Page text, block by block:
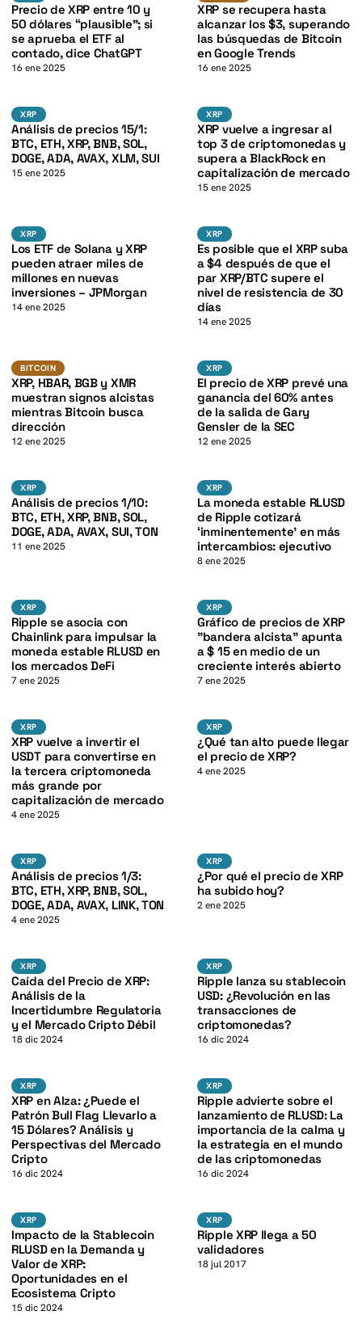
Precio de XRP entre 10 y
50 dólares “plausible”; si
se aprueba el ETF al
contado, dice ChatGPT
16 ene 2025
XRP se recupera hasta
alcanzar los $3, superando
las búsquedas de Bitcoin
en Google Trends
16 ene 2025
XRP K
XRP
Análisis de precios 15/1:
BTC, ETH, XRP, BNB, SOL,
DOGE, ADA, AVAX, XLM, SUI
15 ene 2025
XRPXRP
XRP vuelve a ingresar al
top 3 de criptomonedas y
supera a BlackRock en
capitalización de mercado
15 ene 2025
XRP K
XRP
Los ETF de Solana y XRP
pueden atraer miles de
millones en nuevas
inversiones – JPMorgan
14 ene 2025
XRPXRP
Es posible que el XRP suba
a $4 después de que el
par XRP/BTC supere el
nivel de resistencia de 30
días
14 ene 2025
BITCOINBTC
K
BITCOIN
XRP, HBAR, BGB y XMR
muestran signos alcistas
mientras Bitcoin busca
dirección
12 ene 2025
XRPXRP
El precio de XRP prevé una
ganancia del 60% antes
de la salida de Gary
Gensler de la SEC
12 ene 2025
XRP K
XRP
Análisis de precios 1/10:
BTC, ETH, XRP, BNB, SOL,
DOGE, ADA, AVAX, SUI, TON
11 ene 2025
XRPXRP
La moneda estable RLUSD
de Ripple cotizará
‘inminentemente’ en más
intercambios: ejecutivo
8 ene 2025
XRP K
XRP
Ripple se asocia con
Chainlink para impulsar la
moneda estable RLUSD en
los mercados DeFi
7 ene 2025
XRPXRP
Gráfico de precios de XRP
"bandera alcista" apunta
a $ 15 en medio de un
creciente interés abierto
7 ene 2025
XRP K
XRP
XRP vuelve a invertir el
USDT para convertirse en
la tercera criptomoneda
más grande por
capitalización de mercado
4 ene 2025
XRPXRP
¿Qué tan alto puede llegar
el precio de XRP?
4 ene 2025
XRP K
XRP
Análisis de precios 1/3:
BTC, ETH, XRP, BNB, SOL,
DOGE, ADA, AVAX, LINK, TON
4 ene 2025
XRPXRP
¿Por qué el precio de XRP
ha subido hoy?
2 ene 2025
XRP K
XRP
Caída del Precio de XRP:
Análisis de la
Incertidumbre Regulatoria
y el Mercado Cripto Débil
18 dic 2024
XRPXRP
Ripple lanza su stablecoin
USD: ¿Revolución en las
transacciones de
criptomonedas?
16 dic 2024
XRP K
XRP
XRP en Alza: ¿Puede el
Patrón Bull Flag Llevarlo a
15 Dólares? Análisis y
Perspectivas del Mercado
Cripto
16 dic 2024
XRPXRP
Ripple advierte sobre el
lanzamiento de RLUSD: La
importancia de la calma y
la estrategia en el mundo
de las criptomonedas
16 dic 2024
XRP K
XRP
Impacto de la Stablecoin
RLUSD en la Demanda y
Valor de XRP:
Oportunidades en el
Ecosistema Cripto
15 dic 2024
XRPXRP
Ripple XRP llega a 50
validadores
18 jul 2017